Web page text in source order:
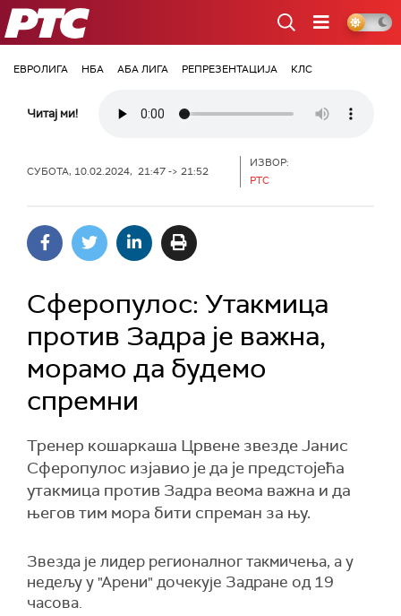
РТС
ЕВРОЛИГА НБА АБА ЛИГА РЕПРЕЗЕНТАЦИЈА КЛС
Читај ми!
СУБОТА, 10.02.2024, 21:47 -> 21:52
ИЗВОР:
РТС
Сферопулос: Утакмица
против Задра је важна,
морамо да будемо
спремни
Тренер кошаркаша Црвене звезде Јанис
Сферопулос изјавио је да је предстојећа
утакмица против Задра веома важна и да
његов тим мора бити спреман за њу.
Звезда је лидер регионалног такмичења, а у
недељу у "Арени" дочекује Задране од 19
часова.